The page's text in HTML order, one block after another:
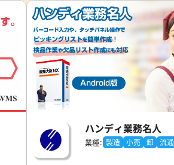
ハンディ業務名人
業種： 製造 小売 卸 流通